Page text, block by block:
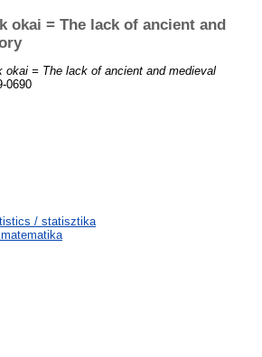
okai = The lack of ancient and
= The lack of ancient and medieval
0690
/ statisztika